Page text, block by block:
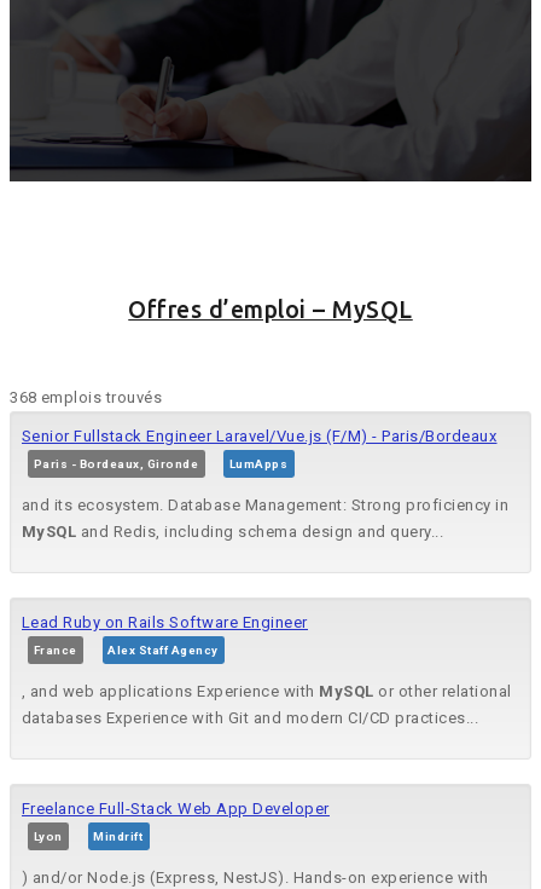
Offres d’emploi – MySQL
368 emplois trouvés
Senior Fullstack Engineer Laravel/Vue.js (F/M) - Paris/Bordeaux
Paris - Bordeaux, Gironde LumApps
and its ecosystem. Database Management: Strong proficiency in
MySQL and Redis, including schema design and query...
Lead Ruby on Rails Software Engineer
France Alex Staff Agency
, and web applications Experience with MySQL or other relational
databases Experience with Git and modern CI/CD practices...
Freelance Full-Stack Web App Developer
Lyon Mindrift
) and/or Node.js (Express, NestJS). Hands-on experience with